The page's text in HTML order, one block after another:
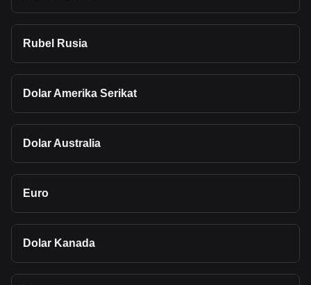
Rubel Rusia
Dolar Amerika Serikat
Dolar Australia
Euro
Dolar Kanada